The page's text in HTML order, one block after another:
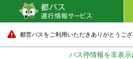
都営バスをご利用いただきありがとうござ
バス停情報を非表示